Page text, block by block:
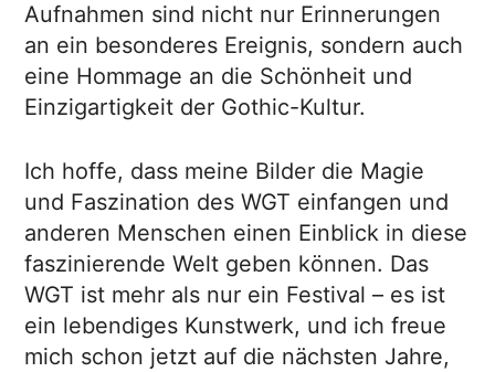
Aufnahmen sind nicht nur Erinnerungen
an ein besonderes Ereignis, sondern auch
eine Hommage an die Schönheit und
Einzigartigkeit der Gothic-Kultur.
Ich hoffe, dass meine Bilder die Magie
und Faszination des WGT einfangen und
anderen Menschen einen Einblick in diese
faszinierende Welt geben können. Das
WGT ist mehr als nur ein Festival – es ist
ein lebendiges Kunstwerk, und ich freue
mich schon jetzt auf die nächsten Jahre,